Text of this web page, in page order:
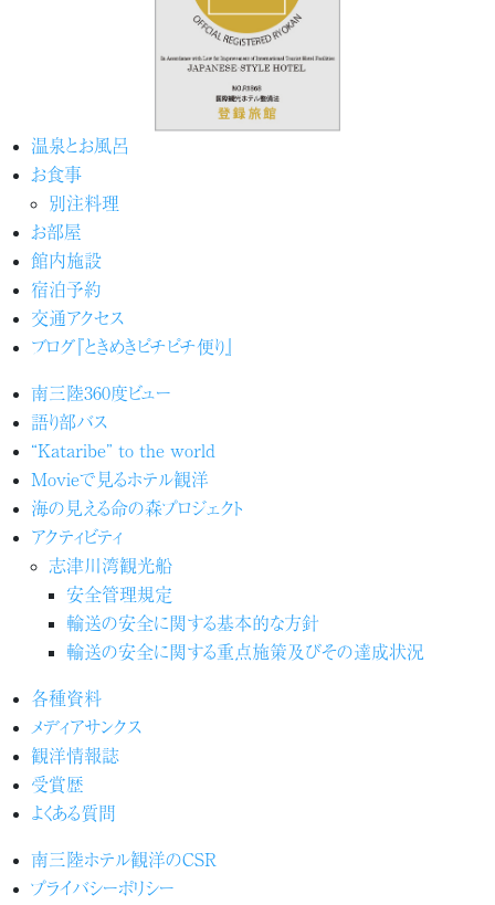
温泉とお風呂
お食事
別注料理
お部屋
館内施設
宿泊予約
交通アクセス
ブログ『ときめきピチピチ便り』
南三陸360度ビュー
語り部バス
“Kataribe” to the world
Movieで見るホテル観洋
海の見える命の森プロジェクト
アクティビティ
志津川湾観光船
安全管理規定
輸送の安全に関する基本的な方針
輸送の安全に関する重点施策及びその達成状況
各種資料
メディアサンクス
観洋情報誌
受賞歴
よくある質問
南三陸ホテル観洋のCSR
プライバシーポリシー